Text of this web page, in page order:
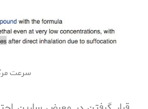
سرعت